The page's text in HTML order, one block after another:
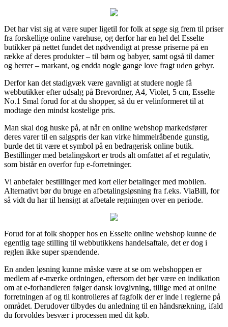
Det har vist sig at være super ligetil for folk at søge sig frem til priser
fra forskellige online varehuse, og derfor har en hel del Esselte
butikker på nettet fundet det nødvendigt at presse priserne på en
række af deres produkter – til børn og babyer, samt også til damer
og herrer – markant, og endda nogle gange love fragt uden gebyr.
Derfor kan det stadigvæk være gavnligt at studere nogle få
webbutikker efter udsalg på Brevordner, A4, Violet, 5 cm, Esselte
No.1 Smal forud for at du shopper, så du er velinformeret til at
modtage den mindst kostelige pris.
Man skal dog huske på, at når en online webshop markedsfører
deres varer til en salgspris der kan virke himmelråbende gunstig,
burde det tit være et symbol på en bedragerisk online butik.
Bestillinger med betalingskort er trods alt omfattet af et regulativ,
som bistår en overfor fup e-forretninger.
Vi anbefaler bestillinger med kort eller betalinger med mobilen.
Alternativt bør du bruge en afbetalingsløsning fra f.eks. ViaBill, for
så vidt du har til hensigt at afbetale regningen over en periode.
Forud for at folk shopper hos en Esselte online webshop kunne de
egentlig tage stilling til webbutikkens handelsaftale, det er dog i
reglen ikke super spændende.
En anden løsning kunne måske være at se om webshoppen er
medlem af e-mærke ordningen, eftersom det bør være en indikation
om at e-forhandleren følger dansk lovgivning, tillige med at online
forretningen af og til kontrolleres af fagfolk der er inde i reglerne på
området. Derudover tilbydes du anledning til en håndsrækning, ifald
du forvoldes besvær i processen med dit køb.